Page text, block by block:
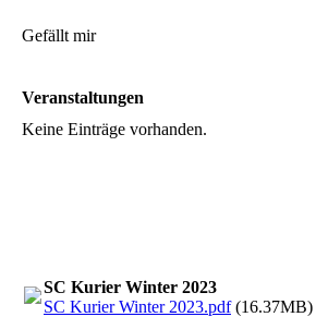
Gefällt mir
Veranstaltungen
Keine Einträge vorhanden.
SC Kurier Winter 2023
SC Kurier Winter 2023.pdf(16.37MB)